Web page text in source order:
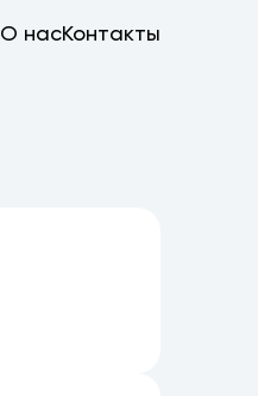
О насКонтакты